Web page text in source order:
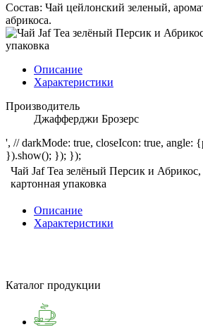
Состав: Чай цейлонский зеленый,
абрикоса.
Описание
Характеристики
Производитель
Джафферджи Брозерс
', // darkMode: true, closeIcon: true, angle:
}).show(); }); });
Чай Jaf Tea зелёный Персик и Абрикос,
картонная упаковка
Описание
Характеристики
Каталог продукции